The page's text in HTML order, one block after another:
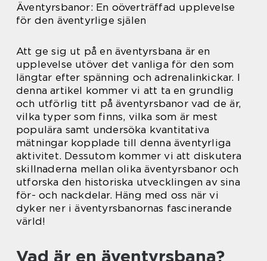
Äventyrsbanor: En oöverträffad upplevelse
för den äventyrlige själen
Att ge sig ut på en äventyrsbana är en
upplevelse utöver det vanliga för den som
längtar efter spänning och adrenalinkickar. I
denna artikel kommer vi att ta en grundlig
och utförlig titt på äventyrsbanor vad de är,
vilka typer som finns, vilka som är mest
populära samt undersöka kvantitativa
mätningar kopplade till denna äventyrliga
aktivitet. Dessutom kommer vi att diskutera
skillnaderna mellan olika äventyrsbanor och
utforska den historiska utvecklingen av sina
för- och nackdelar. Häng med oss när vi
dyker ner i äventyrsbanornas fascinerande
värld!
Vad är en äventyrsbana?